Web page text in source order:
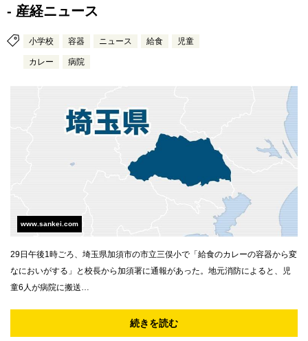
- 産経ニュース
小学校 容器 ニュース 給食 児童
カレー 病院
www.sankei.com
29日午後1時ごろ、埼玉県加須市の市立三俣小で「給食のカレーの容器から変
なにおいがする」と校長から加須署に通報があった。地元消防によると、児
童6人が病院に搬送…
続きを読む